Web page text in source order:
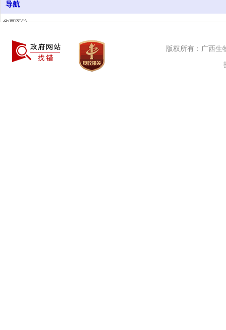
导航
华夏医学
中国科学报
丁香园
版权所有：广西